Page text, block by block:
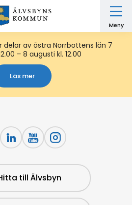
Meny
delar av östra Norrbottens län 7
– 8 augusti kl. 12.00
Läs mer
till Älvsbyn